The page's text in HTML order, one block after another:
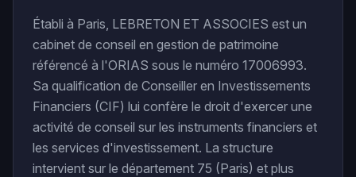
Établi à Paris, LEBRETON ET ASSOCIES est un
cabinet de conseil en gestion de patrimoine
référencé à l'ORIAS sous le numéro 17006993.
Sa qualification de Conseiller en Investissements
Financiers (CIF) lui confère le droit d'exercer une
activité de conseil sur les instruments financiers et
les services d'investissement. La structure
intervient sur le département 75 (Paris) et plus